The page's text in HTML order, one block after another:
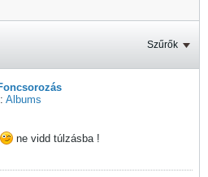
Szűrők
Albums
ne vidd túlzásba !